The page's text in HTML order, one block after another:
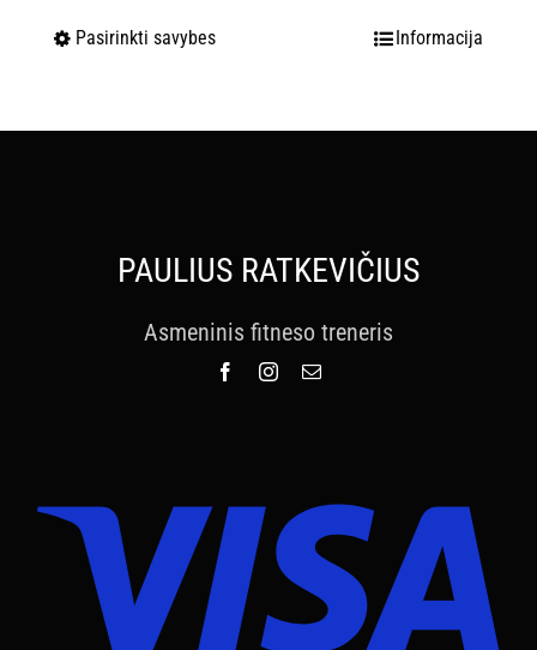
Pasirinkti savybes Informacija
PAULIUS RATKEVIČIUS
Asmeninis fitneso treneris